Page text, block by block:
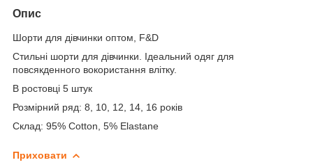
Опис
Шорти для дівчинки оптом, F&D
Стильні шорти для дівчинки. Ідеальний одяг для
повсякденного вокористання влітку.
В ростовці 5 штук
Розмірний ряд: 8, 10, 12, 14, 16 років
Склад: 95% Cotton, 5% Elastane
Приховати